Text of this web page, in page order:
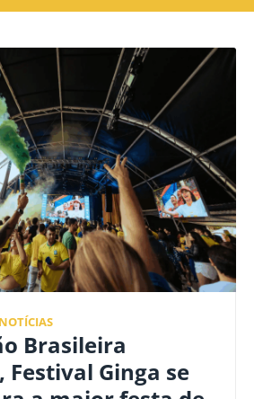
NOTÍCIAS
Brasileira
Festival Ginga se